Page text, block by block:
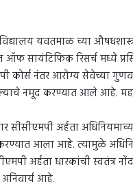
यवतमाळ च्या
सायंटिफिक रिसर्च मध्ये
कोर्स नंतर आरोग्य सेवेच्या
नमूद करण्यात आले आहे.
सीसीएमपी अर्हता
आला आहे. त्यामुळे
अर्हता धारकांची स्वतंत्र
अनिवार्य आहे.